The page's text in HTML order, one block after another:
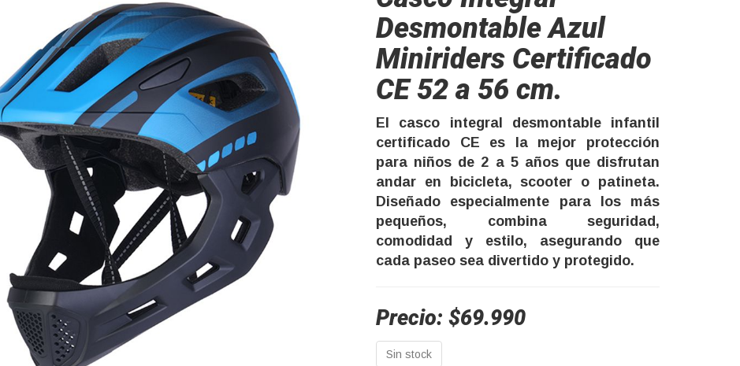
Desmontable Azul
Miniriders Certificado
CE 52 a 56 cm.
El casco integral desmontable infantil
certificado CE es la mejor protección
para niños de 2 a 5 años que disfrutan
andar en bicicleta, scooter o patineta.
Diseñado especialmente para los más
pequeños, combina seguridad,
comodidad y estilo, asegurando que
cada paseo sea divertido y protegido.
Precio: $69.990
Sin stock